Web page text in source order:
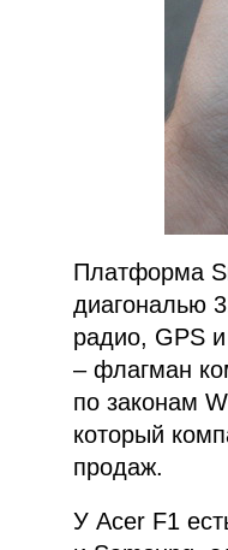
Платформа
диагональю
радио, GPS
– флагман
по законам
который
продаж.
У Acer F1